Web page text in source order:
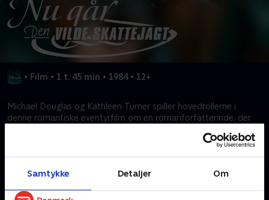
Samtykke Detaljer Om
• Film • 1 t. 45 min • 1984 • 12+
Michael Douglas og Kathleen Turner spiller hovedrollerne i
denne romantiske eventyrfilm om en romanforfatterinde, der
Kræver tilkøb